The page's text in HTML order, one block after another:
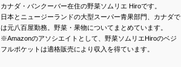
カナダ・バンクーバー在住の野菜ソムリエ Hiroです。
日本とニュージーランドの大型スーパー青果部門、カナダで
は元八百屋勤務。野菜・果物についてまとめています。
※Amazonのアソシエイトとして、野菜ソムリエHiroのベジ
フルポケットは適格販売により収入を得ています。